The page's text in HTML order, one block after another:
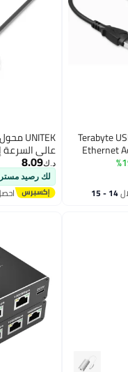
UNITEK محول UNITEK USB 3.0
إلى إيثرنت جيجابت -
سلكية موثوق لأجهزة
وأجهزة الكمبيوتر المكتبية
بوك مع توافقاحصل عليه خلال 13 - 14